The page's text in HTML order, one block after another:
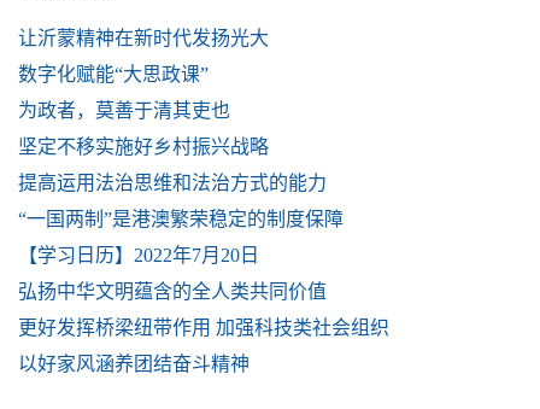
让沂蒙精神在新时代发扬光大
数字化赋能“大思政课”
为政者，莫善于清其吏也
坚定不移实施好乡村振兴战略
提高运用法治思维和法治方式的能力
“一国两制”是港澳繁荣稳定的制度保障
【学习日历】2022年7月20日
弘扬中华文明蕴含的全人类共同价值
更好发挥桥梁纽带作用 加强科技类社会组织
以好家风涵养团结奋斗精神